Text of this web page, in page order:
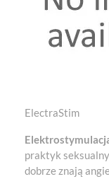
ElectraStim
praktyk
dobrze znają